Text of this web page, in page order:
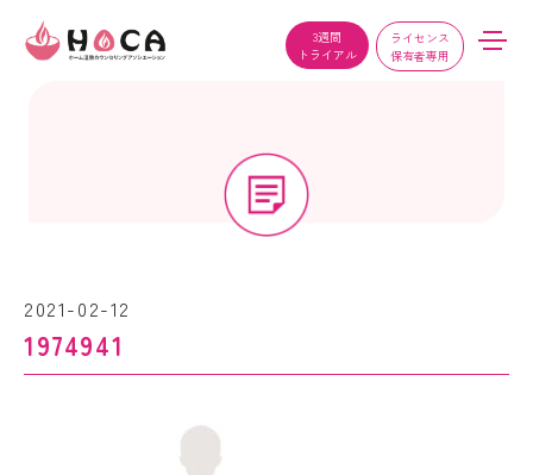
3週間
トライアル
ライセンス
保有者専用
2021-02-12
1974941